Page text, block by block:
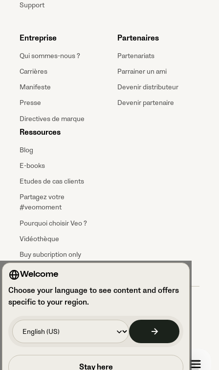
Planifier un appel
Welcome
Choose your language to see content and offers
specific to your region.
Stay here
Support
Entreprise
Qui sommes-nous ?
Carrières
Manifeste
Presse
Directives de marque
Ressources
Blog
E-books
Etudes de cas clients
Partagez votre
#veomoment
Pourquoi choisir Veo ?
Vidéothèque
Buy subcription only
Partenaires
Partenariats
Parrainer un ami
Devenir distributeur
Devenir partenaire
Conditions générales
Accord sur le Traitement des Données
Sécurité et conformité GDPR
Accéder à vos paramètres de cookies